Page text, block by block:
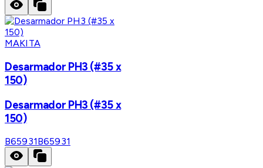
MAKITA
Desarmador PH3 (#35 x
150)
Desarmador PH3 (#35 x
150)
B65931B65931